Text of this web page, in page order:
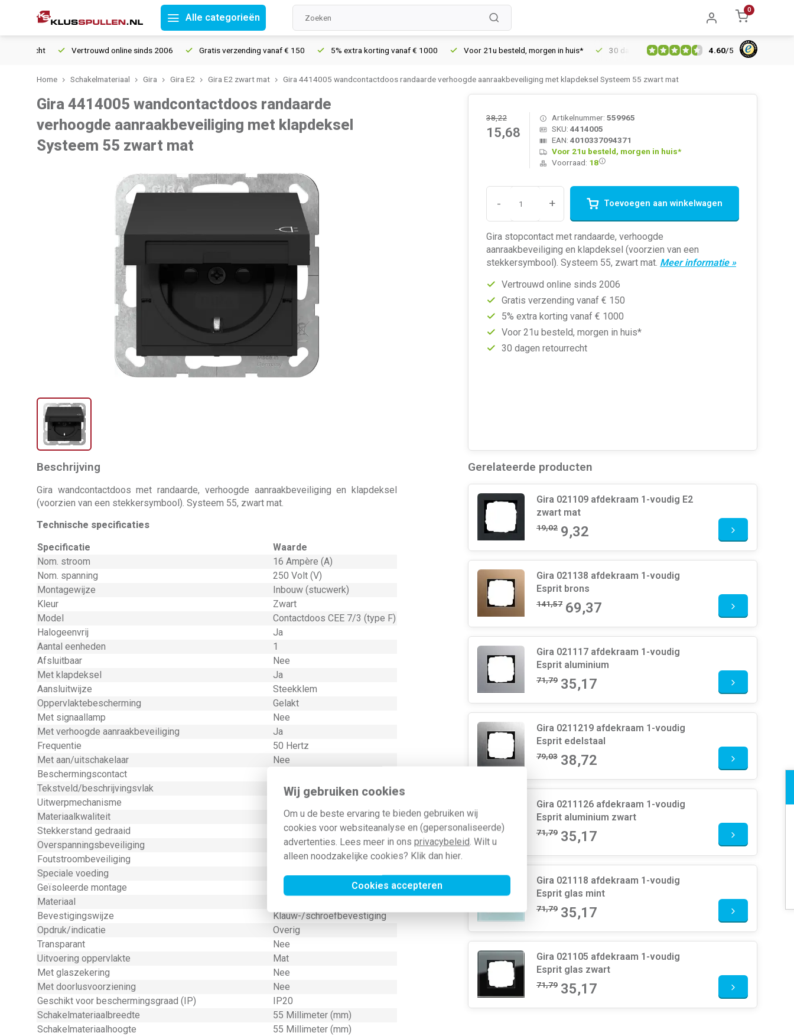
Wij gebruiken cookies
Om u de beste ervaring te bieden gebruiken wij
cookies voor websiteanalyse en (gepersonaliseerde)
advertenties. Lees meer in ons privacybeleid. Wilt u
alleen noodzakelijke cookies? Klik dan hier.
Cookies accepteren
Alle categorieën
0
Vertrouwd online sinds 2006 Gratis verzending vanaf € 150 5% extra korting vanaf € 1000 Voor 21u besteld, morgen in huis* 30 dagen retourrecht Vertrouwd online sinds 2006
4.60/5
Home Schakelmateriaal Gira Gira E2 Gira E2 zwart mat Gira 4414005 wandcontactdoos randaarde verhoogde aanraakbeveiliging met klapdeksel Systeem 55 zwart mat
Gira 4414005 wandcontactdoos randaarde
verhoogde aanraakbeveiliging met klapdeksel
Systeem 55 zwart mat
38,22
15,68
Artikelnummer: 559965
SKU: 4414005
EAN: 4010337094371
Voor 21u besteld, morgen in huis*
Voorraad: 18
- + Toevoegen aan winkelwagen
Gira stopcontact met randaarde, verhoogde
aanraakbeveiliging en klapdeksel (voorzien van een
stekkersymbool). Systeem 55, zwart mat. Meer informatie »
Vertrouwd online sinds 2006
Gratis verzending vanaf € 150
5% extra korting vanaf € 1000
Voor 21u besteld, morgen in huis*
30 dagen retourrecht
Beschrijving
Gira wandcontactdoos met randaarde, verhoogde aanraakbeveiliging en klapdeksel
(voorzien van een stekkersymbool). Systeem 55, zwart mat.
Technische specificaties
Specificatie
Waarde
Nom. stroom
16 Ampère (A)
Nom. spanning
250 Volt (V)
Montagewijze
Inbouw (stucwerk)
Kleur
Zwart
Model
Contactdoos CEE 7/3 (type F)
Halogeenvrij
Ja
Aantal eenheden
1
Afsluitbaar
Nee
Met klapdeksel
Ja
Aansluitwijze
Steekklem
Oppervlaktebescherming
Gelakt
Met signaallamp
Nee
Met verhoogde aanraakbeveiliging
Ja
Frequentie
50 Hertz
Met aan/uitschakelaar
Nee
Beschermingscontact
Tekstveld/beschrijvingsvlak
Nee
Uitwerpmechanisme
Materiaalkwaliteit
Thermoplast
Stekkerstand gedraaid
Nee
Overspanningsbeveiliging
Nee
Foutstroombeveiliging
Nee
Speciale voeding
Geen speciale voeding
Geïsoleerde montage
Materiaal
Bevestigingswijze
Klauw-/schroefbevestiging
Opdruk/indicatie
Overig
Transparant
Nee
Uitvoering oppervlakte
Mat
Met glaszekering
Nee
Met doorlusvoorziening
Nee
Geschikt voor beschermingsgraad (IP)
IP20
Schakelmateriaalbreedte
55 Millimeter (mm)
Schakelmateriaalhoogte
55 Millimeter (mm)
Gerelateerde producten
Gira 021109 afdekraam 1-voudig E2
zwart mat
19,02 9,32
Gira 021138 afdekraam 1-voudig
Esprit brons
141,57 69,37
Gira 021117 afdekraam 1-voudig
Esprit aluminium
71,79 35,17
Gira 0211219 afdekraam 1-voudig
Esprit edelstaal
79,03 38,72
Gira 0211126 afdekraam 1-voudig
Esprit aluminium zwart
71,79 35,17
Gira 021118 afdekraam 1-voudig
Esprit glas mint
71,79 35,17
Gira 021105 afdekraam 1-voudig
Esprit glas zwart
71,79 35,17